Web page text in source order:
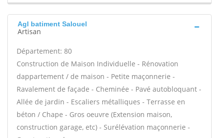
Agl batiment Salouel
Artisan
Département: 80
Construction de Maison Individuelle - Rénovation
dappartement / de maison - Petite maçonnerie -
Ravalement de façade - Cheminée - Pavé autobloquant -
Allée de jardin - Escaliers métalliques - Terrasse en
béton / Chape - Gros oeuvre (Extension maison,
construction garage, etc) - Surélévation maçonnerie -